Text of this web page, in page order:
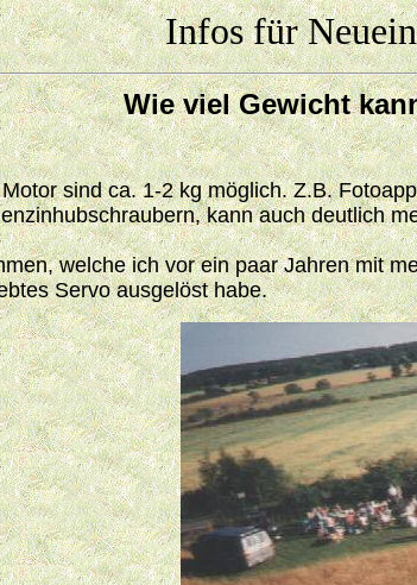
Infos für
Wie vielGewicht
sind ca. 1-2 kg möglich. Z.B.
kann auch deutlich
welche ich vor ein paar Jahren mit
Servo ausgelöst habe.